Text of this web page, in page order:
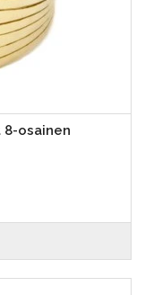
8-osainen